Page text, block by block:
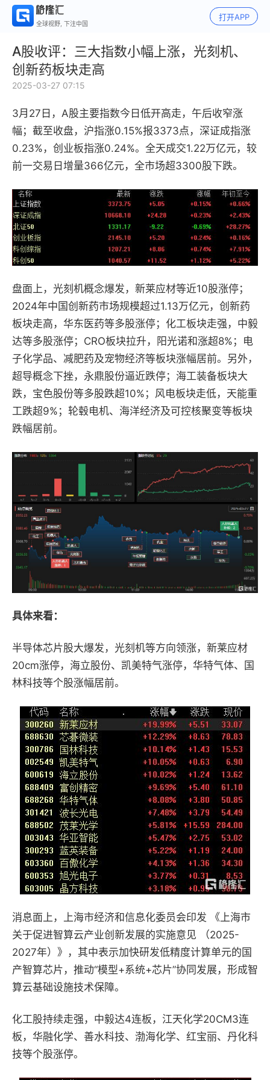
全球视野, 下注中国
打开APP
A股收评：三大指数小幅上涨，光刻机、
创新药板块走高
2025-03-27 07:15
3月27日，A股主要指数今日低开高走，午后收窄涨
幅；截至收盘，沪指涨0.15%报3373点，深证成指涨
0.23%，创业板指涨0.24%。全天成交1.22万亿元，较
前一交易日增量366亿元，全市场超3300股下跌。
盘面上，光刻机概念爆发，新莱应材等近10股涨停；
2024年中国创新药市场规模超过1.13万亿元，创新药
板块走高，华东医药等多股涨停；化工板块走强，中毅
达等多股涨停；CRO板块拉升，阳光诺和涨超8%；电
子化学品、减肥药及宠物经济等板块涨幅居前。另外，
超导概念下挫，永鼎股份逼近跌停；海工装备板块大
跌，宝色股份等多股跌超10%；风电板块走低，天能重
工跌超9%；轮毂电机、海洋经济及可控核聚变等板块
跌幅居前。
具体来看：
半导体芯片股大爆发 ，光刻机等方向领涨， 新莱应材
20cm涨停， 海立股份、凯美特气涨停，华特气体、国
林科技等个股涨幅居前。
消息面上，上海市经济和信息化委员会印发 《上海市
关于促进智算云产业创新发展的实施意见 （2025-
2027年）》，其中表示加快研发低精度计算单元的国
产智算芯片，推动“模型+系统+芯片”协同发展，形成智
算云基础设施技术保障。
化工股持续走强，中毅达4连板，江天化学20CM3连
板，华融化学、善水科技、渤海化学、红宝丽、丹化科
技等个股涨停。